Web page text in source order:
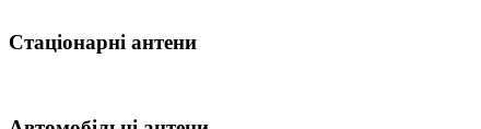
Стаціонарні антени